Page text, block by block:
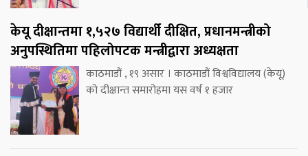
केयू दीक्षान्तमा १,५२७ विद्यार्थी दीक्षित, प्रधानमन्त्रीको
अनुपस्थितिमा पहिलोपटक मन्त्रीद्वारा अध्यक्षता
काठमाडौं , १९ असार । काठमाडौं विश्वविद्यालय (केयू)
को दीक्षान्त समारोहमा यस वर्ष १ हजार